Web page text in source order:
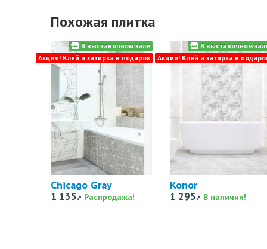
Похожая плитка
Chicago Gray
1 135.- Распродажа!
В выставочном зале
Акция! Клей и затирка в подарок
Konor
1 295.- В наличии!
В выставочном
Акция! Клей и затирка в